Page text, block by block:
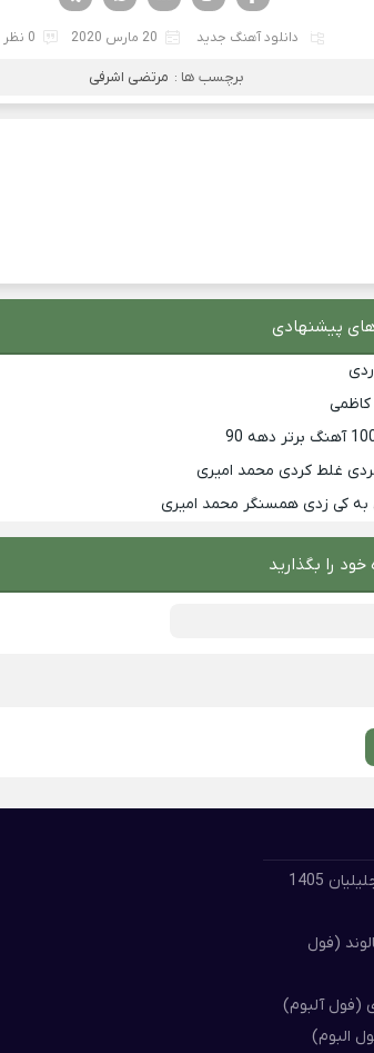
دانلود آهنگ جدید 20 مارس 2020 0 نظر
برچسب ها : مرتضی اشرفی
پیشنهادی
غلط کردی محمد امیری
کی زدی همسنگر محمد امیری
خود را بگذارید
دانلود گلچین بهترین آهنگ های مسعود جلیلیان 1405
(فول
(فول آلبوم)
البوم)